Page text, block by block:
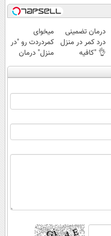
درمان تضمینی
درد کمر در منزل
👌 "کافیه
پرسش‌نامه رو پر
کنی"
میخوای
کمردردت رو "در
منزل" درمان
کنی؟ (◂فیلم +
◂پرسش‌نامه)